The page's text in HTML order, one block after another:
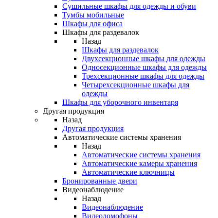
Сушильные шкафы для одежды и обуви
Тумбы мобильные
Шкафы для офиса
Шкафы для раздевалок
Назад
Шкафы для раздевалок
Двухсекционные шкафы для одежды
Односекционные шкафы для одежды
Трехсекционные шкафы для одежды
Четырехсекционные шкафы для
одежды
Шкафы для уборочного инвентаря
Другая продукция
Назад
Другая продукция
Автоматические системы хранения
Назад
Автоматические системы хранения
Автоматические камеры хранения
Автоматические ключницы
Бронированные двери
Видеонаблюдение
Назад
Видеонаблюдение
Видеодомофоны